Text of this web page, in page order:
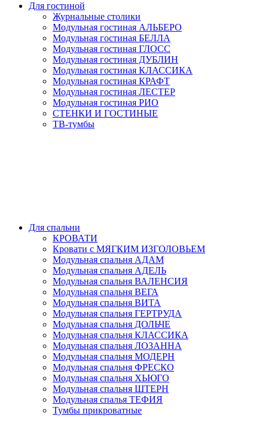
Для гостиной
Журнальные столики
Модульная гостиная АЛЬБЕРО
Модульная гостиная БЕЛЛА
Модульная гостиная ГЛОСС
Модульная гостиная ДУБЛИН
Модульная гостиная КЛАССИКА
Модульная гостиная КРАФТ
Модульная гостиная ЛЕСТЕР
Модульная гостиная РИО
СТЕНКИ И ГОСТИНЫЕ
ТВ-тумбы
Для спальни
КРОВАТИ
Кровати с МЯГКИМ ИЗГОЛОВЬЕМ
Модульная спальня АДАМ
Модульная спальня АДЕЛЬ
Модульная спальня ВАЛЕНСИЯ
Модульная спальня ВЕГА
Модульная спальня ВИТА
Модульная спальня ГЕРТРУДА
Модульная спальня ДОЛЬЧЕ
Модульная спальня КЛАССИКА
Модульная спальня ЛОЗАННА
Модульная спальня МОДЕРН
Модульная спальня ФРЕСКО
Модульная спальня ХЬЮГО
Модульная спальня ШТЕРН
Модульная спалья ТЕФИЯ
Тумбы прикроватные